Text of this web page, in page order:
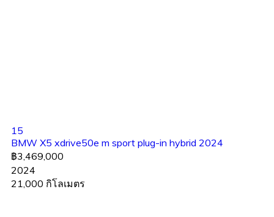
15
BMW X5 xdrive50e m sport plug-in hybrid 2024
฿3,469,000
2024
21,000 กิโลเมตร